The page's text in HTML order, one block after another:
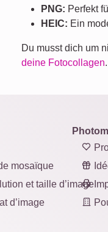
PNG: Perfekt
HEIC: Ein
Du musst dich um
deine Fotocollagen
mosaïque
et taille d’image
d’image